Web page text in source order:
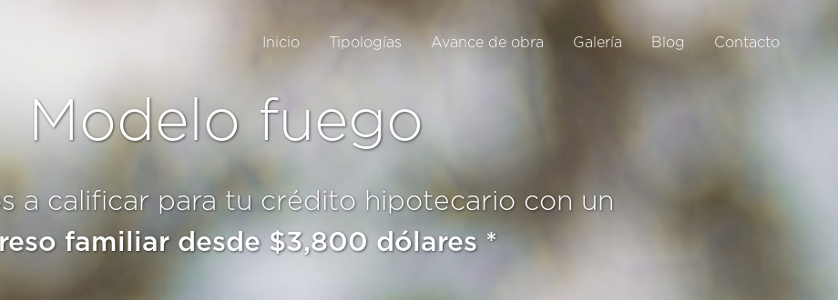
Inicio Tipologías Avance de obra Galería Blog Contacto
Modelo fuego
a calificar para tu crédito hipotecario con un
familiar desde $3,800 dólares *